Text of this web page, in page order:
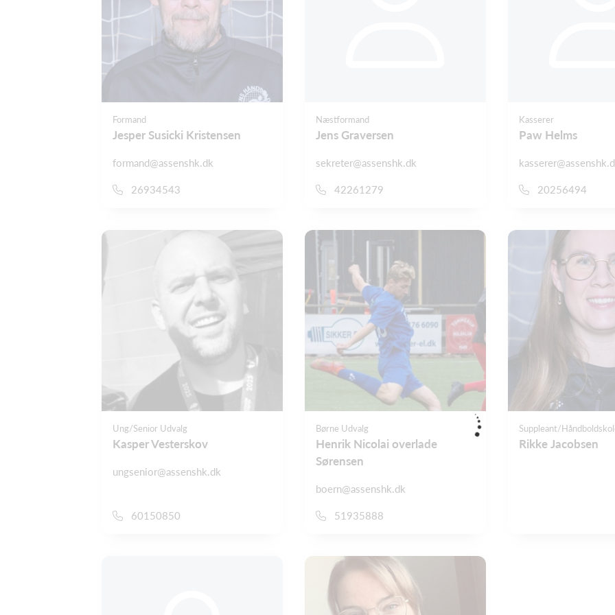
Formand
Jesper Susicki Kristensen
formand@assenshk.dk
26934543
Næstformand
Jens Graversen
sekreter@assenshk.dk
42261279
Kasserer
Paw Helms
20256494
Ung/Senior Udvalg
Kasper Vesterskov
ungsenior@assenshk.dk
60150850
Børne Udvalg
Henrik Nicolai overlade
Sørensen
boern@assenshk.dk
51935888
Suppleant/
Rikke Jacobsen